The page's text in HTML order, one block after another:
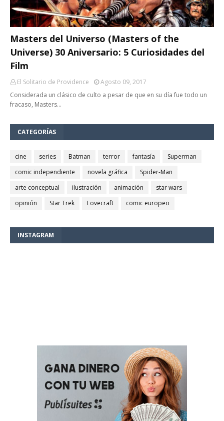
Masters del Universo (Masters of the
Universe) 30 Aniversario: 5 Curiosidades del
Film
El Solitario de Providence
Agosto 09, 2017
Considerada un clásico de culto a pesar de que en su día fue todo un
fracaso, Masters…
CATEGORÍAS
cine series Batman terror fantasía
Superman
comic independiente
novela gráfica
Spider-Man
arte conceptual
ilustración animación
star wars
opinión
Star Trek Lovecraft comic europeo
INSTAGRAM